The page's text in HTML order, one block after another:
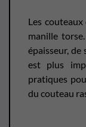
Les couteaux
manille
épaisseur, de
est plus
pratiques
du couteau